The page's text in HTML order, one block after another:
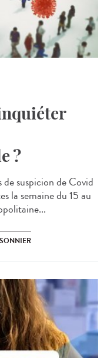
?
de suspicion de Covid
la semaine du 15 au